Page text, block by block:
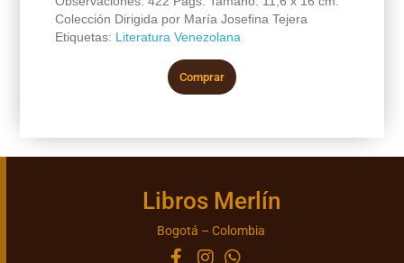
Colección Dirigida por María Josefina Tejera
Etiquetas: Literatura Venezolana
Comprar
Libros Merlín
Bogotá – Colombia